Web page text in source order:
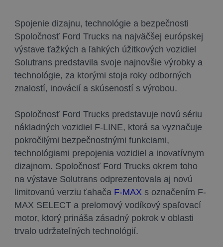
Spojenie dizajnu, technológie a bezpečnosti
Spoločnosť Ford Trucks na najväčšej európskej
výstave ťažkých a ľahkých úžitkových vozidiel
Solutrans predstavila svoje najnovšie výrobky a
technológie, za ktorými stoja roky odborných
znalostí, inovácií a skúseností s výrobou.
Spoločnosť Ford Trucks predstavuje novú sériu
nákladných vozidiel F-LINE, ktorá sa vyznačuje
pokročilými bezpečnostnými funkciami,
technológiami prepojenia vozidiel a inovatívnym
dizajnom. Spoločnosť Ford Trucks okrem toho
na výstave Solutrans odprezentovala aj novú
limitovanú verziu ťahača F-MAX s označením F-
MAX SELECT a prelomový vodíkový spaľovací
motor, ktorý prináša zásadný pokrok v oblasti
trvalo udržateľných technológií.